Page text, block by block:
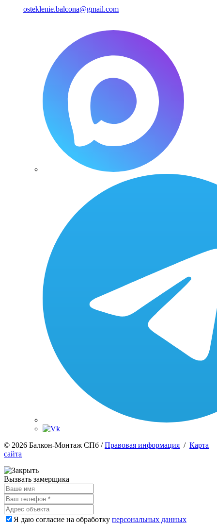
osteklenie.balcona@gmail.com
© 2026 Балкон-Монтаж СПб /Правовая информация / Карта
сайта
Вызвать замерщика
Я даю согласие на обработку персональных данных